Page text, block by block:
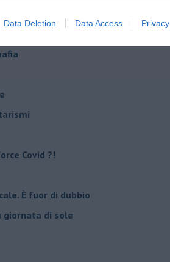
Data Deletion Data Access
Covid ?!
È fuor di dubbio
giornata di sole